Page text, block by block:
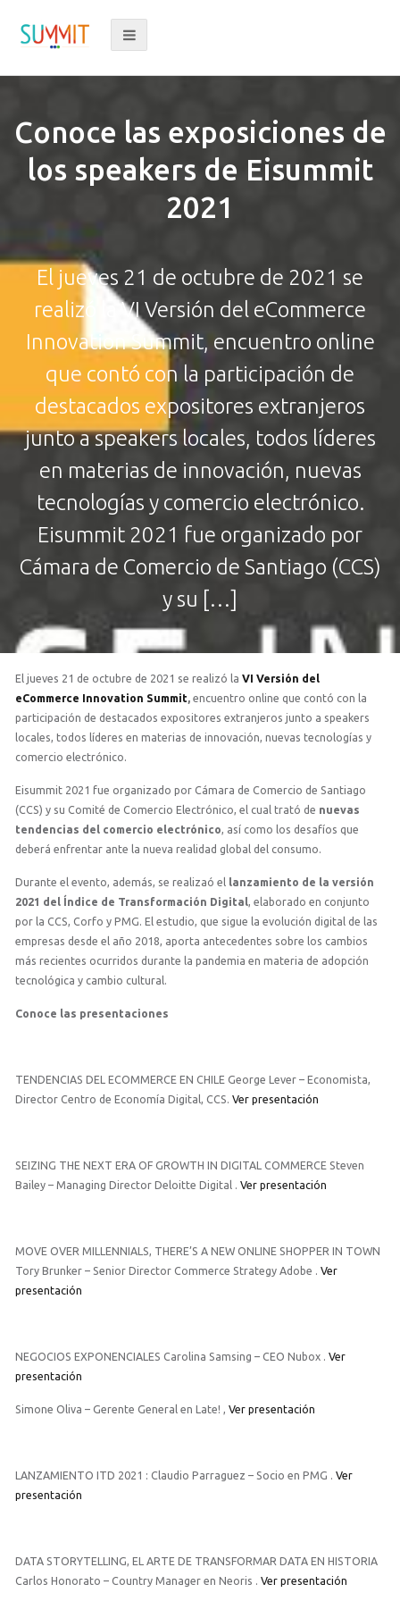
Conoce las exposiciones de
los speakers de Eisummit
2021
El jueves 21 de octubre de 2021 se
realizó la VI Versión del eCommerce
Innovation Summit, encuentro online
que contó con la participación de
destacados expositores extranjeros
junto a speakers locales, todos líderes
en materias de innovación, nuevas
tecnologías y comercio electrónico.
Eisummit 2021 fue organizado por
Cámara de Comercio de Santiago (CCS)
y su […]
El jueves 21 de octubre de 2021 se realizó laVI Versión del
eCommerce Innovation Summit encuentro online que contó con la
participación de destacados expositores extranjeros junto a speakers
locales, todos líderes en materias de innovación, nuevas tecnologías y
comercio electrónico.
Eisummit 2021 fue organizado por Cámara de Comercio de Santiago
(CCS) y su Comité de Comercio Electrónico, el cual trató de nuevas
tendencias del comercio electrónico , así como los desafíos que
deberá enfrentar ante la nueva realidad global del consumo.
Durante el evento, además, se realizaó el lanzamiento de la versión
2021 del Índice de Transformación Digital , elaborado en conjunto
por la CCS, Corfo y PMG. El estudio, que sigue la evolución digital de las
empresas desde el año 2018, aporta antecedentes sobre los cambios
más recientes ocurridos durante la pandemia en materia de adopción
tecnológica y cambio cultural.
Conoce las presentaciones
TENDENCIAS DEL ECOMMERCE EN CHILE George Lever – Economista,
Director Centro de Economía Digital, CCS.Ver presentación
SEIZING THE NEXT ERA OF GROWTH IN DIGITAL COMMERCE Steven
Bailey – Managing Director Deloitte Digital .Ver presentación
MOVE OVER MILLENNIALS, THERE’S A NEW ONLINE SHOPPER IN TOWN
Tory Brunker – Senior Director Commerce Strategy Adobe .Ver
presentación
NEGOCIOS EXPONENCIALES Carolina Samsing – CEO Nubox .
Ver
presentación
Simone Oliva – Gerente General en Late! ,Ver presentación
LANZAMIENTO ITD 2021 : Claudio Parraguez – Socio en PMG .Ver
presentación
DATA STORYTELLING, EL ARTE DE TRANSFORMAR DATA EN HISTORIA
Carlos Honorato – Country Manager en Neoris .Ver presentación